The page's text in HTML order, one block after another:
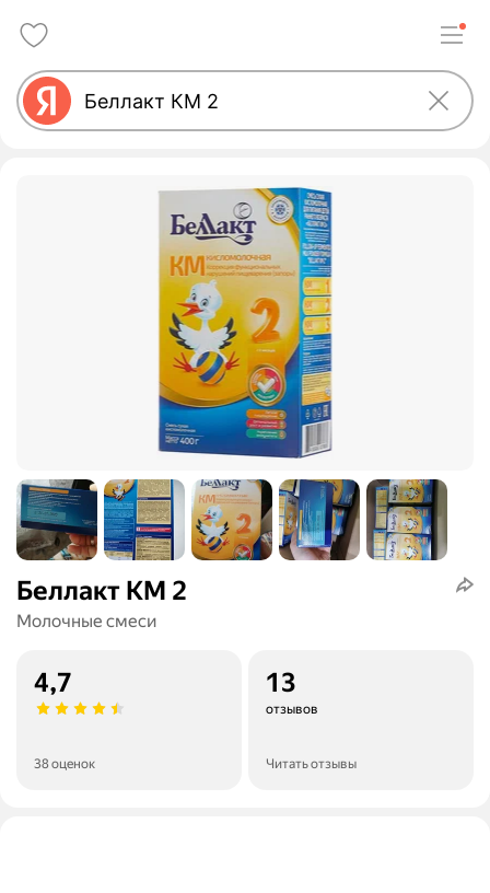
Беллакт КМ 2
Молочные смеси
4,7
38 оценок
13
отзывов
Читать отзывы